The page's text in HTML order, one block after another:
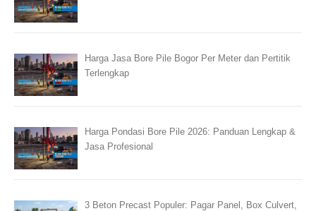
Harga Jasa Bore Pile Bogor Per Meter dan Pertitik
Terlengkap
Harga Pondasi Bore Pile 2026: Panduan Lengkap &
Jasa Profesional
3 Beton Precast Populer: Pagar Panel, Box Culvert,